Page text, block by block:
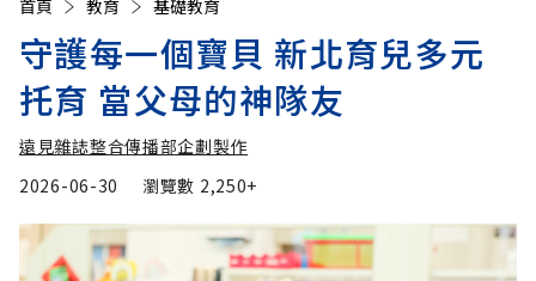
首頁 教育 基礎教育
守護每一個寶貝 新北育兒多元
托育 當父母的神隊友
遠見雜誌整合傳播部企劃製作
2026-06-30
瀏覽數 2,250+